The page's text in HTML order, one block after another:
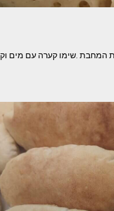
המחבת .שימו קערה עם מים